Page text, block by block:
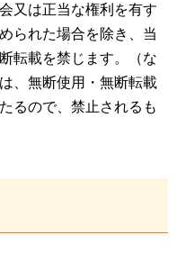
又は正当な権利を有す
られた場合を除き、当
転載を禁じます。（な
、無断使用・無断転載
るので、禁止されるも